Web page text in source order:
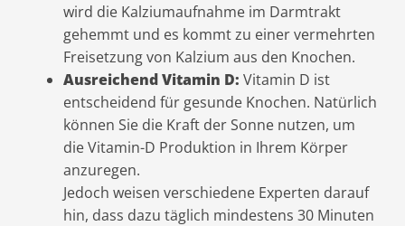
wird die Kalziumaufnahme im Darmtrakt
gehemmt und es kommt zu einer vermehrten
Freisetzung von Kalzium aus den Knochen.
Ausreichend Vitamin D: Vitamin D ist
entscheidend für gesunde Knochen. Natürlich
können Sie die Kraft der Sonne nutzen, um
die Vitamin-D Produktion in Ihrem Körper
anzuregen.
Jedoch weisen verschiedene Experten darauf
hin, dass dazu täglich mindestens 30 Minuten